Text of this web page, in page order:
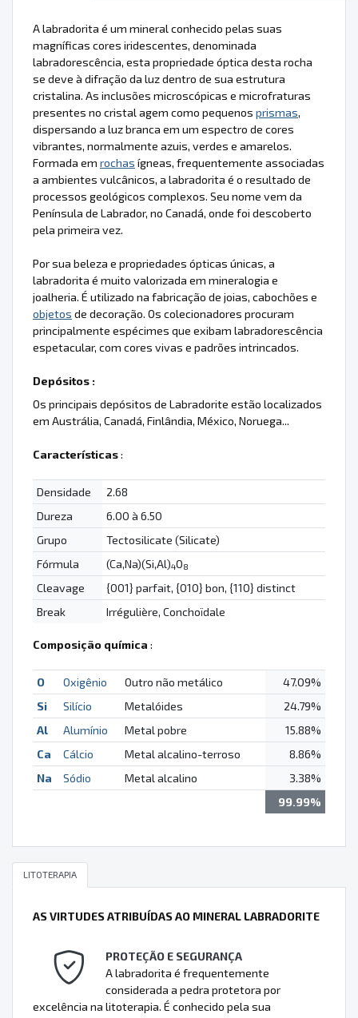
A labradorita é um mineral conhecido pelas suas
magníficas cores iridescentes, denominada
labradorescência, esta propriedade óptica desta rocha
se deve à difração da luz dentro de sua estrutura
cristalina. As inclusões microscópicas e microfraturas
presentes no cristal agem como pequenos prismas,
dispersando a luz branca em um espectro de cores
vibrantes, normalmente azuis, verdes e amarelos.
Formada em rochas ígneas, frequentemente associadas
a ambientes vulcânicos, a labradorita é o resultado de
processos geológicos complexos. Seu nome vem da
Península de Labrador, no Canadá, onde foi descoberto
pela primeira vez.
Por sua beleza e propriedades ópticas únicas, a
labradorita é muito valorizada em mineralogia e
joalheria. É utilizado na fabricação de joias, cabochões e
objetos de decoração. Os colecionadores procuram
principalmente espécimes que exibam labradorescência
espetacular, com cores vivas e padrões intrincados.
Depósitos :
Os principais depósitos de Labradorite estão localizados
em Austrália, Canadá, Finlândia, México, Noruega...
Características:
Densidade
2.68
Dureza
6.00 à 6.50
Grupo
Tectosilicate (Silicate)
Fórmula
(Ca,Na)(Si,Al)4O8
Cleavage
{001} parfait, {010} bon, {110} distinct
Break
Irrégulière, Conchoïdale
Composição química :
O Oxigênio Outro não metálico
47.09%
Si
Silício Metalóides
24.79%
Al
Alumínio Metal pobre
15.88%
Ca
Cálcio Metal alcalino-terroso
8.86%
Na
Sódio Metal alcalino
3.38%
99.99%
LITOTERAPIA
AS VIRTUDES ATRIBUÍDAS AO MINERAL LABRADORITE
PROTEÇÃO E SEGURANÇA
A labradorita é frequentemente
considerada a pedra protetora por
excelência na litoterapia. É conhecido pela sua